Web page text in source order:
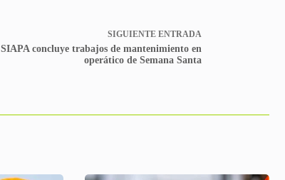
SIGUIENTE ENTRADA
SIAPA concluye trabajos de mantenimiento en
operático de Semana Santa